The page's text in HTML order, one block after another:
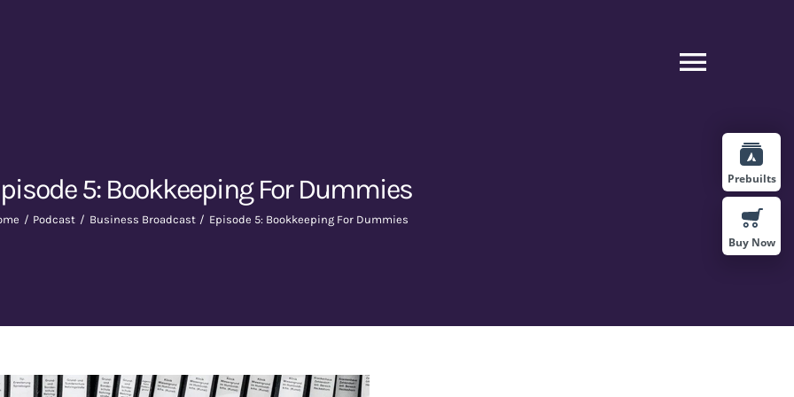
Toggle
5: Bookkeeping For Dummies
Podcast Business Broadcast Episode 5: Bookkeeping For Dummies
Prebuilts
Buy Now